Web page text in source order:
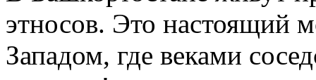
этносов. Это настоящий
Западом, где веками